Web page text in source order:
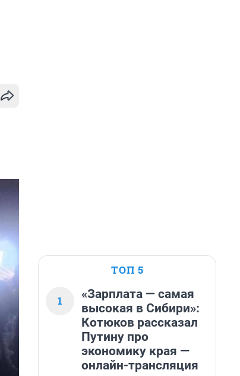
ТОП 5
1
«Зарплата — самая
высокая в Сибири»:
Котюков рассказал
Путину про
экономику края —
онлайн-трансляция